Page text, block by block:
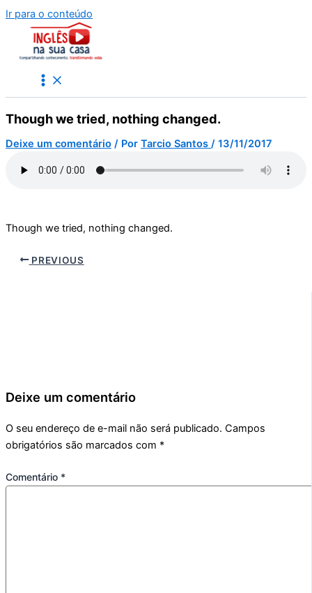
Ir para o conteúdo
Though we tried, nothing changed.
Deixe um comentário / Por Tarcio Santos / 13/11/2017
Though we tried, nothing changed.
PREVIOUS
Deixe um comentário
O seu endereço de e-mail não será publicado. Campos
obrigatórios são marcados com *
Comentário *